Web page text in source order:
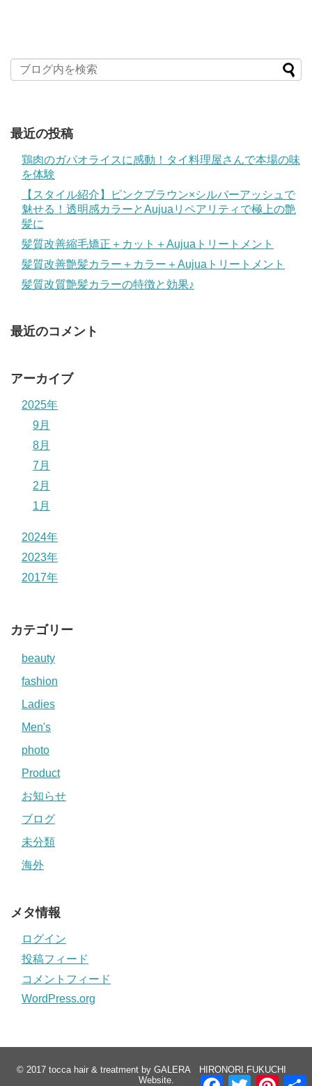
最近の投稿
鶏肉のガパオライスに感動！タイ料理屋さんで本場の味
を体験
【スタイル紹介】ピンクブラウン×シルバーアッシュで
魅せる！透明感カラーとAujuaリペアリティで極上の艶
髪に
髪質改善縮毛矯正＋カット＋Aujuaトリートメント
髪質改善艶髪カラー＋カラー＋Aujuaトリートメント
髪質改質艶髪カラーの特徴と効果♪
最近のコメント
アーカイブ
2025年
9月
8月
7月
2月
1月
2024年
2023年
2017年
カテゴリー
beauty
fashion
Ladies
Men's
photo
Product
お知らせ
ブログ
未分類
海外
メタ情報
ログイン
投稿フィード
コメントフィード
WordPress.org
© 2017 tocca hair & treatment by GALERA HIRONORI.FUKUCHI
Website.
F
T
P